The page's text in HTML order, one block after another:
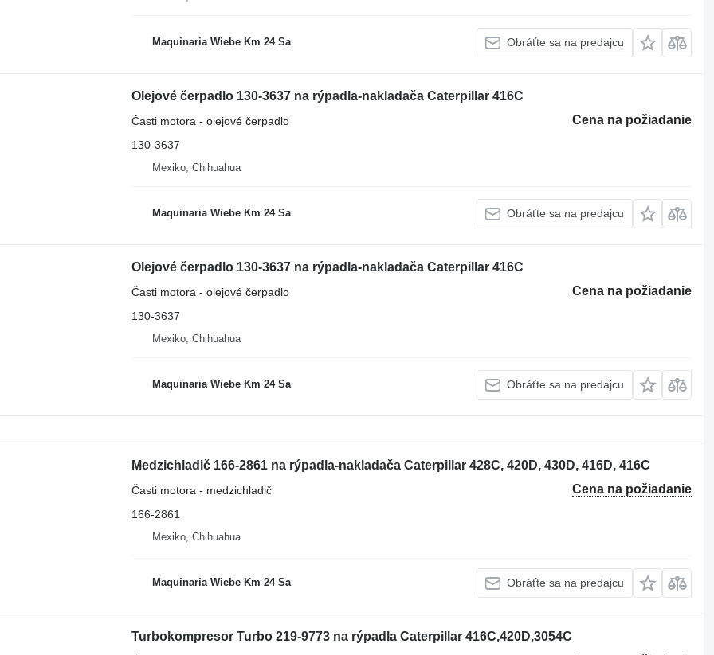
Maquinaria Wiebe Km 24 Sa Obráťte sa na predajcu
Olejové čerpadlo 130-3637 na rýpadla-nakladača Caterpillar 416C
Cena na požiadanie
Časti motora - olejové čerpadlo
130-3637
Mexiko, Chihuahua
Maquinaria Wiebe Km 24 Sa Obráťte sa na predajcu
Olejové čerpadlo 130-3637 na rýpadla-nakladača Caterpillar 416C
Cena na požiadanie
Časti motora - olejové čerpadlo
130-3637
Mexiko, Chihuahua
Maquinaria Wiebe Km 24 Sa Obráťte sa na predajcu
Medzichladič 166-2861 na rýpadla-nakladača Caterpillar 428C, 420D, 430D, 416D, 416C
Cena na požiadanie
Časti motora - medzichladič
166-2861
Mexiko, Chihuahua
Maquinaria Wiebe Km 24 Sa Obráťte sa na predajcu
Turbokompresor Turbo 219-9773 na rýpadla Caterpillar 416C,420D,3054C